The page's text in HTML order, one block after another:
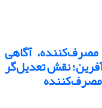
مصرف‌کننده، آگاهی
نقش تعدیل‌گر